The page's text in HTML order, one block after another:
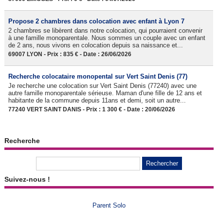
Propose 2 chambres dans colocation avec enfant à Lyon 7
2 chambres se libèrent dans notre colocation, qui pourraient convenir
à une famille monoparentale. Nous sommes un couple avec un enfant
de 2 ans, nous vivons en colocation depuis sa naissance et...
69007 LYON - Prix : 835 € - Date : 26/06/2026
Recherche colocataire monopental sur Vert Saint Denis (77)
Je recherche une colocation sur Vert Saint Denis (77240) avec une
autre famille monoparentale sérieuse. Maman d'une fille de 12 ans et
habitante de la commune depuis 11ans et demi, soit un autre...
77240 VERT SAINT DANIS - Prix : 1 300 € - Date : 20/06/2026
Recherche
Suivez-nous !
Parent Solo